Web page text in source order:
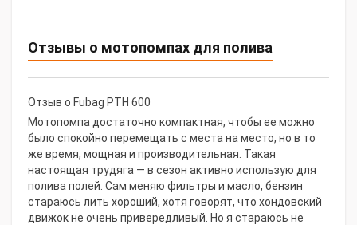
Отзывы о мотопомпах для полива
Отзыв о Fubag PTH 600
Мотопомпа достаточно компактная, чтобы ее можно
было спокойно перемещать с места на место, но в то
же время, мощная и производительная. Такая
настоящая трудяга — в сезон активно использую для
полива полей. Сам меняю фильтры и масло, бензин
стараюсь лить хороший, хотя говорят, что хондовский
движок не очень привередливый. Но я стараюсь не